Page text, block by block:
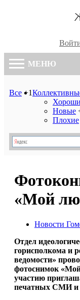
МЕНЮ
Все +1
Новые
Плохие
«Мой
Новости
Отдел
горисполкома и
ведомости»
фотоснимок
участию
печатных СМИ и